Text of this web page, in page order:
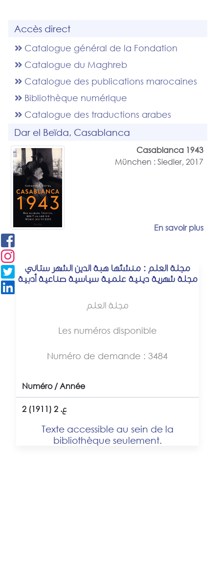
Accès direct
Catalogue général de la Fondation
Catalogue du Maghreb
Catalogue des publications marocaines
Bibliothèque numérique
Catalogue des traductions arabes
Dar el Beïda, Casablanca
Casablanca 1943
München : Siedler, 2017
En savoir plus
مجلة العلم : منشئها هبة الدين الشهر ستاني
مجلة شهرية دينية علمية سياسية صناعية أدبية
مجلة العلم
Les numéros disponible
Numéro de demande : 3484
Numéro / Année
2 ع. 2 (1911)
Texte accessible au sein de la
bibliothèque seulement.